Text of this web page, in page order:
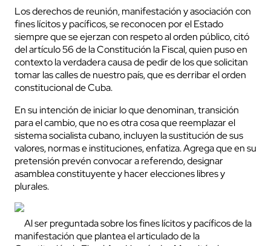
Los derechos de reunión, manifestación y asociación con
fines lícitos y pacíficos, se reconocen por el Estado
siempre que se ejerzan con respeto al orden público, citó
del artículo 56 de la Constitución la Fiscal, quien puso en
contexto la verdadera causa de pedir de los que solicitan
tomar las calles de nuestro país, que es derribar el orden
constitucional de Cuba.
En su intención de iniciar lo que denominan, transición
para el cambio, que no es otra cosa que reemplazar el
sistema socialista cubano, incluyen la sustitución de sus
valores, normas e instituciones, enfatiza. Agrega que en su
pretensión prevén convocar a referendo, designar
asamblea constituyente y hacer elecciones libres y
plurales.
Al ser preguntada sobre los fines lícitos y pacíficos de la
manifestación que plantea el articulado de la